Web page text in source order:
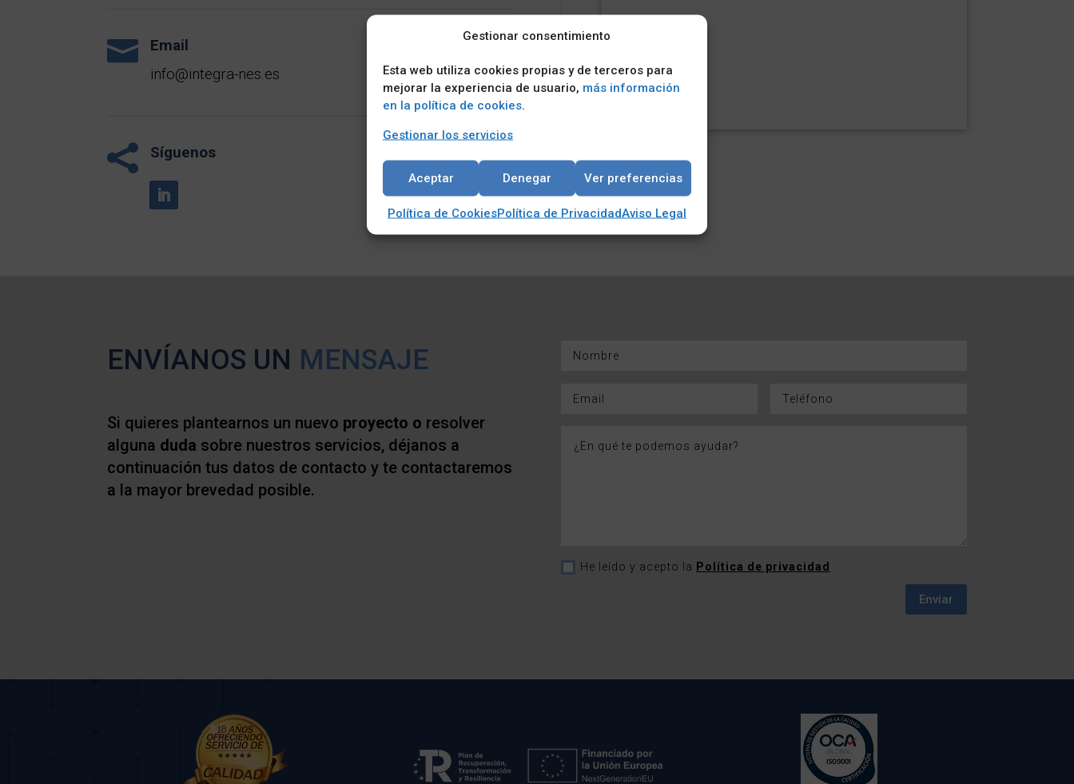
Gestionar consentimiento
Esta web utiliza cookies propias y de terceros para
mejorar la experiencia de usuario, más información
en la política de cookies.
Gestionar los servicios
Aceptar Denegar Ver preferencias
Política de CookiesPolítica de PrivacidadAviso Legal

Email
info@integra-nes.es
 Síguenos
ENVÍANOS UN MENSAJE
Si quieres plantearnos un nuevo proyecto o resolver
alguna duda sobre nuestros servicios, déjanos a
continuación tus datos de contacto y te contactaremos
a la mayor brevedad posible.
He leído y acepto la Política de privacidad
Enviar